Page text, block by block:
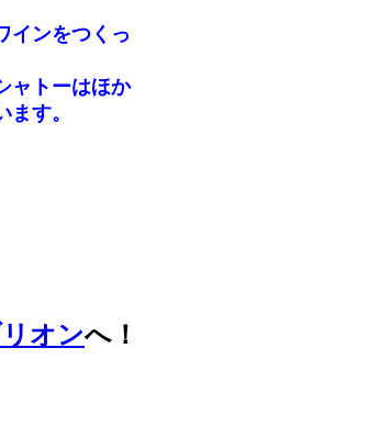
インをつくっ
ャトーはほか
す。
オンへ！